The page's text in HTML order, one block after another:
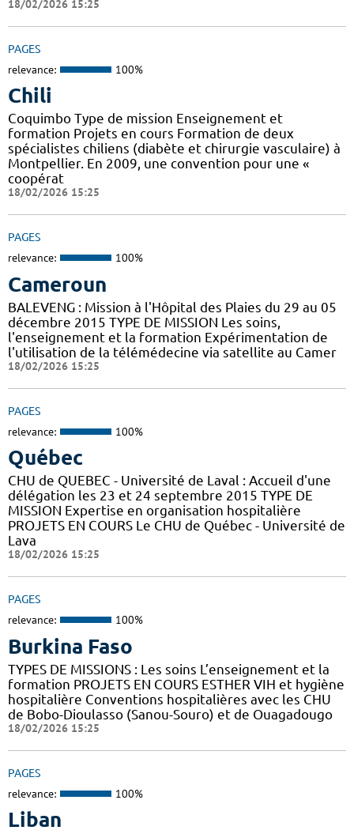
18/02/2026 15:25
PAGES
relevance: 100%
Chili
Coquimbo Type de mission Enseignement et
formation Projets en cours Formation de deux
spécialistes chiliens (diabète et chirurgie vasculaire) à
Montpellier. En 2009, une convention pour une «
coopérat
18/02/2026 15:25
PAGES
relevance: 100%
Cameroun
BALEVENG : Mission à l'Hôpital des Plaies du 29 au 05
décembre 2015 TYPE DE MISSION Les soins,
l'enseignement et la formation Expérimentation de
l'utilisation de la télémédecine via satellite au Camer
18/02/2026 15:25
PAGES
relevance: 100%
Québec
CHU de QUEBEC - Université de Laval : Accueil d'une
délégation les 23 et 24 septembre 2015 TYPE DE
MISSION Expertise en organisation hospitalière
PROJETS EN COURS Le CHU de Québec - Université de
Lava
18/02/2026 15:25
PAGES
relevance: 100%
Burkina Faso
TYPES DE MISSIONS : Les soins L’enseignement et la
formation PROJETS EN COURS ESTHER VIH et hygiène
hospitalière Conventions hospitalières avec les CHU
de Bobo-Dioulasso (Sanou-Souro) et de Ouagadougo
18/02/2026 15:25
PAGES
relevance: 100%
Liban